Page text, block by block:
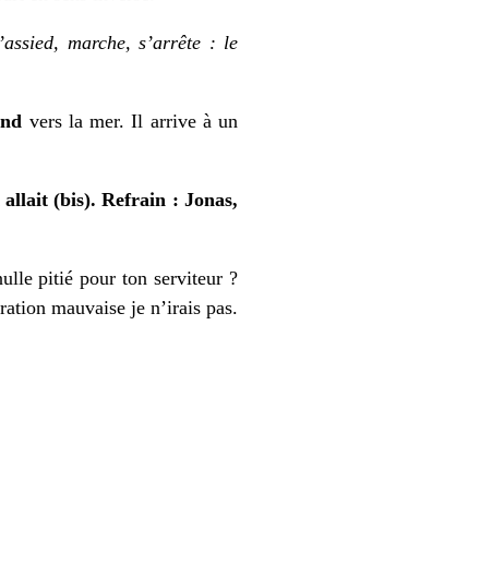
marche, s’arrête : le
vers la mer. Il arrive à un
allait (bis).Refrain : Jonas,
pitié pour ton serviteur ?
mauvaise je n’irais pas.